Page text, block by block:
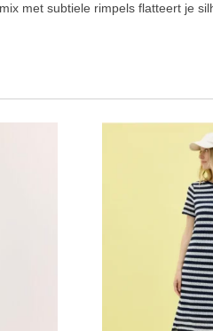
met subtiele rimpels flatteert je